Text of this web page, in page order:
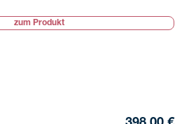
zum Produkt